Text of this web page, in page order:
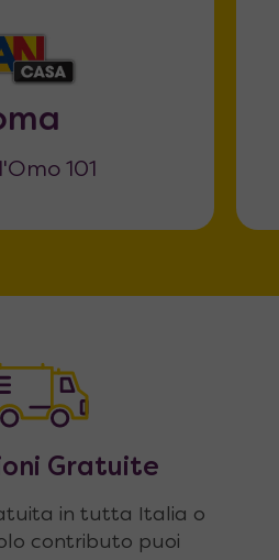
101
Gratuite
in tutta Italia o
contributo puoi